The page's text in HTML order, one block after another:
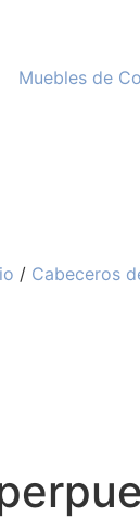
Muebles de
/ Cabeceros